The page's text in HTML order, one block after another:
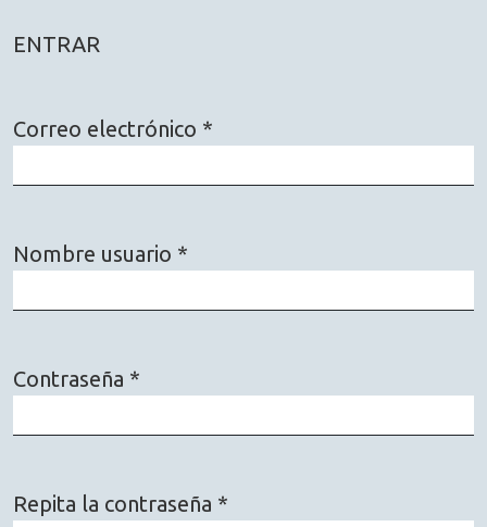
ENTRAR
Correo electrónico *
Nombre usuario *
Contraseña *
Repita la contraseña *